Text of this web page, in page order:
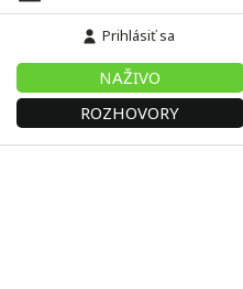
Prihlásiť sa
NAŽIVO
ROZHOVORY